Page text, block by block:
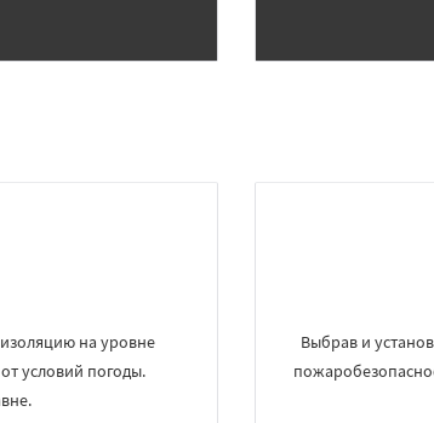
на уровне
условий погоды.
Выбрав и